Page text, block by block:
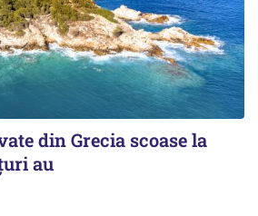
din Grecia scoase la
au